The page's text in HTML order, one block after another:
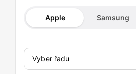
Apple Samsung